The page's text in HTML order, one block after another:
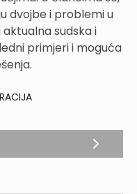
dvojbe i problemi u
sudska i
primjeri i moguća